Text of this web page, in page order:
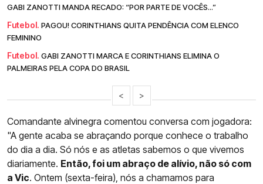
GABI ZANOTTI MANDA RECADO: “POR PARTE DE VOCÊS...”
Futebol. PAGOU! CORINTHIANS QUITA PENDÊNCIA COM ELENCO
FEMININO
Futebol. GABI ZANOTTI MARCA E CORINTHIANS ELIMINA O
PALMEIRAS PELA COPA DO BRASIL
< >
Comandante alvinegra comentou conversa com jogadora:
"A gente acaba se abraçando porque conhece o trabalho
do dia a dia. Só nós e as atletas sabemos o que vivemos
diariamente. Então, foi um abraço de alívio, não só com
a Vic. Ontem (sexta-feira), nós a chamamos para